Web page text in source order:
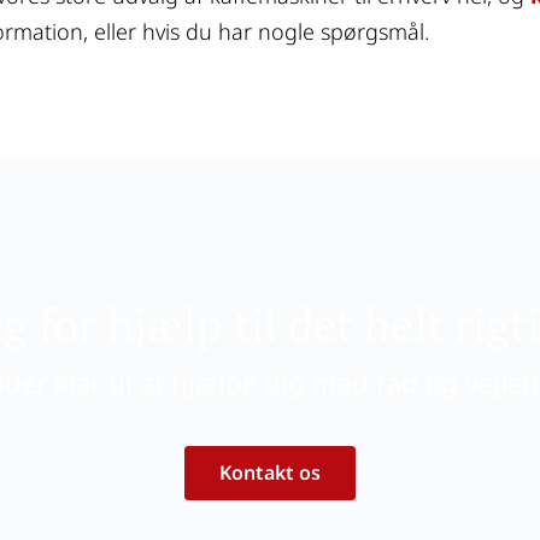
eller hvis du har nogle spørgsmål.
Kontakt os